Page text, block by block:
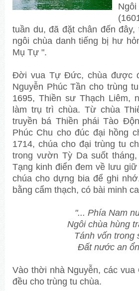
tuần du, đã đặt chân đến
ngôi chùa danh tiếng bị hư
Mụ Tự ".
Đời vua Tự Đức, chùa được
Nguyễn Phúc Tần cho trùng
1695, Thiền sư Thạch Liêm,
làm trụ trì chùa. Từ chùa
truyền bá Thiền phái Tào
Phúc Chu cho đúc đại hồng
1714, chúa cho đại trùng tu
trong vườn Tỳ Da suốt
Tạng kinh điển đem về lưu
chúa cho dựng bia để ghi
bằng cẩm thạch, có bài minh
"... Phía Nam
Ngôi chùa hùng
Tánh vốn trong
Đất nước an
Vào thời nhà Nguyễn, các vua
đều cho trùng tu chùa.